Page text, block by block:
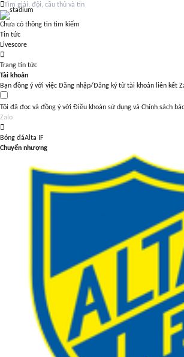
Chưa có thông tin tìm kiếm
Tin tức
Livescore
Trang tin tức
Tài khoản
Bạn đồng ý với việc Đăng nhập/Đăng ký từ tài khoản liên kết
Tôi đã đọc và đồng ý với Điều khoản sử dụng và Chính sách
Zalo
Bóng đáAlta IF
Chuyển nhượng